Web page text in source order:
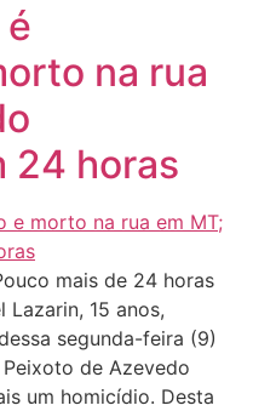
na rua
24 horas
mais de 24 horas
15 anos,
segunda-feira (9)
de Azevedo
um homicídio. Desta